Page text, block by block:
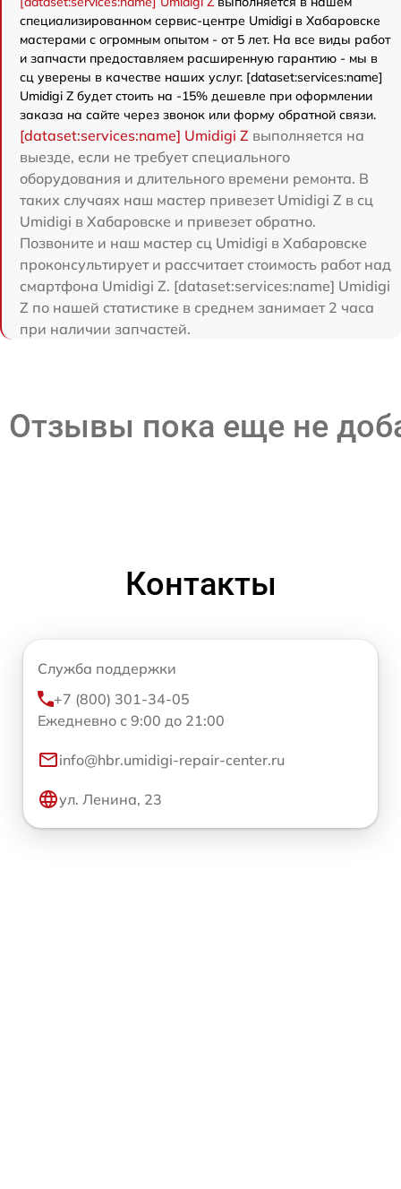
специализированном сервис-центре Umidigi в Хабаровске
мастерами с огромным опытом - от 5 лет. На все виды работ
и запчасти предоставляем расширенную гарантию - мы в
сц уверены в качестве наших услуг. [dataset:services:name]
Umidigi Z будет стоить на -15% дешевле при оформлении
заказа на сайте через звонок или форму обратной связи.
[dataset:services:name] Umidigi Z выполняется на
выезде, если не требует специального
оборудования и длительного времени ремонта. В
таких случаях наш мастер привезет Umidigi Z в сц
Umidigi в Хабаровске и привезет обратно.
Позвоните и наш мастер сц Umidigi в Хабаровске
проконсультирует и рассчитает стоимость работ над
смартфона Umidigi Z. [dataset:services:name] Umidigi
Z по нашей статистике в среднем занимает 2 часа
при наличии запчастей.
Отзывы пока еще не
Контакты
Служба поддержки
+7 (800) 301-34-05
Ежедневно с 9:00 до 21:00
info@hbr.umidigi-repair-center.ru
ул. Ленина, 23